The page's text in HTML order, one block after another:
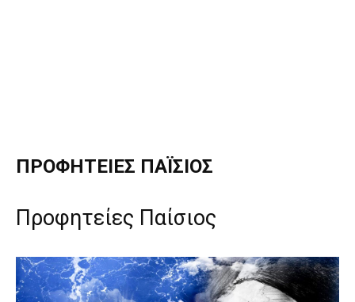
ΠΡΟΦΗΤΕΊΕΣ ΠΑΪ́ΣΙΟΣ
Προφητείες Παίσιος